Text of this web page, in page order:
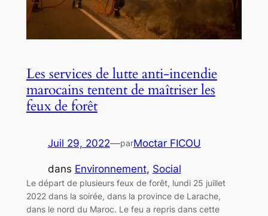
Les services de lutte anti-incendie
marocains tentent de maîtriser les
feux de forêt
Juil 29, 2022—parMoctar FICOU
dans Environnement, Social
Le départ de plusieurs feux de forêt, lundi 25 juillet
2022 dans la soirée, dans la province de Larache,
dans le nord du Maroc. Le feu a repris dans cette